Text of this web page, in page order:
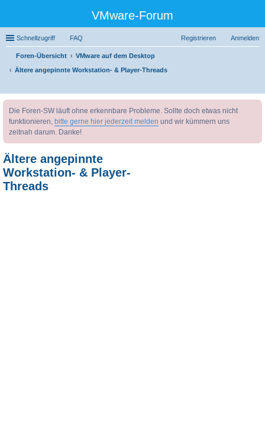
VMware-Forum
Schnellzugriff FAQ Anmelden
Registrieren
Foren-Übersicht
VMware auf dem Desktop
Ältere angepinnte Workstation- & Player-Threads
uc
Die Foren-SW läuft ohne erkennbare Probleme. Sollte doch etwas nicht
funktionieren, bitte gerne hier jederzeit melden und wir kümmern uns
zeitnah darum. Danke!
Ältere angepinnte
Workstation- & Player-
Threads